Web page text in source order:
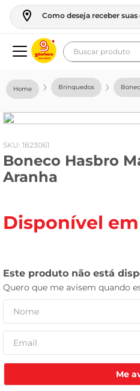
Como deseja receber
Buscar produto
Brinquedos
: 1823061
Boneco Hasbro
Aranha
Disponível
Me
geladeira
fogao
café
cerveja
vinho
leite pó